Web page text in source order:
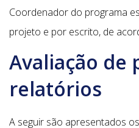
Coordenador do programa
projeto e por escrito, de
Avaliação de
relatórios
A seguir são apresentados